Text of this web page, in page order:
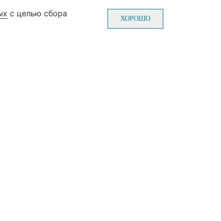
70-22
Пн-Пт: с 10-00 до 20-00
с целью сбора
ХОРОШО